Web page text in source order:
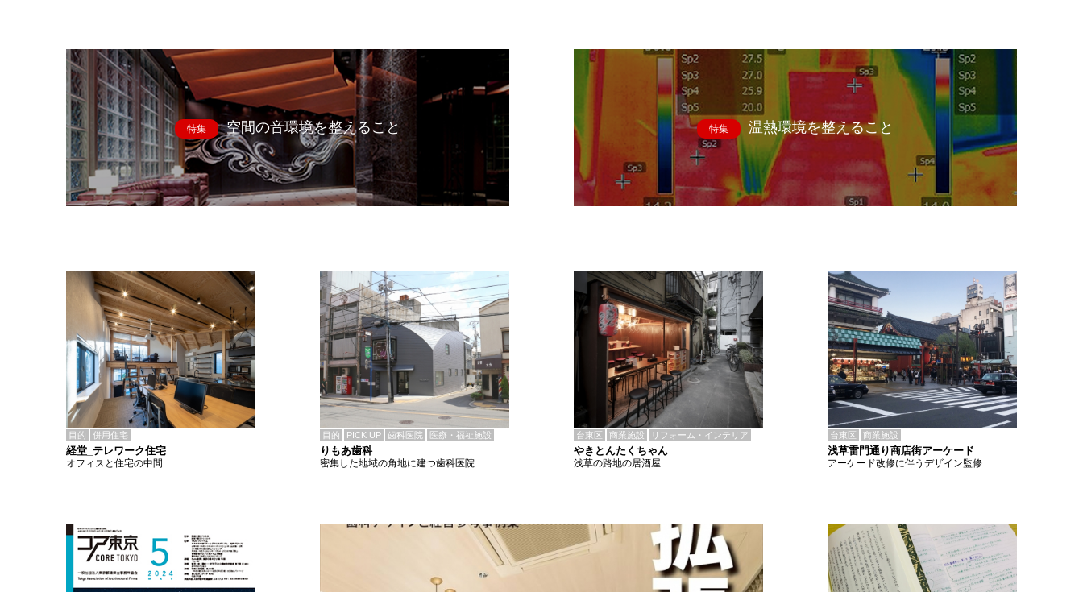
特集 空間の音環境を整えること 特集 温熱環境を整えること
目的 併用住宅
経堂_テレワーク住宅
オフィスと住宅の中間
目的 PICK UP 歯科医院 医療・福祉施設
りもあ歯科
密集した地域の角地に建つ歯科医院
台東区 商業施設 リフォーム・インテリア
やきとんたくちゃん
浅草の路地の居酒屋
台東区 商業施設
浅草雷門通り商店街アーケード
アーケード改修に伴うデザイン監修